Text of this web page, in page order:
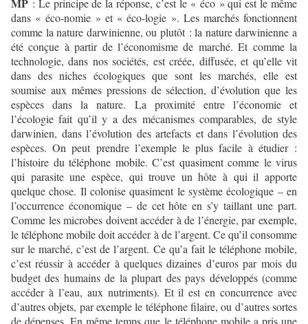
MP : Le principe de la réponse, c’est le « éco » qui est le même
dans « éco-nomie » et « éco-logie ». Les marchés fonctionnent
comme la nature darwinienne, ou plutôt : la nature darwinienne a
été conçue à partir de l’économisme de marché. Et comme la
technologie, dans nos sociétés, est créée, diffusée, et qu’elle vit
dans des niches écologiques que sont les marchés, elle est
soumise aux mêmes pressions de sélection, d’évolution que les
espèces dans la nature. La proximité entre l’économie et
l’écologie fait qu’il y a des mécanismes comparables, de style
darwinien, dans l’évolution des artefacts et dans l’évolution des
espèces. On peut prendre l’exemple le plus facile à étudier :
l’histoire du téléphone mobile. C’est quasiment comme le virus
qui parasite une espèce, qui trouve un hôte à qui il apporte
quelque chose. Il colonise quasiment le système écologique – en
l’occurrence économique – de cet hôte en s’y taillant une part.
Comme les microbes doivent accéder à de l’énergie, par exemple,
le téléphone mobile doit accéder à de l’argent. Ce qu’il consomme
sur le marché, c’est de l’argent. Ce qu’a fait le téléphone mobile,
c’est réussir à accéder à quelques dizaines d’euros par mois du
budget des humains de la plupart des pays développés (comme
accéder à l’eau, aux nutriments). Et il est en concurrence avec
d’autres objets, par exemple le téléphone filaire, ou d’autres sortes
de dépenses. En même temps que le téléphone mobile a pris une